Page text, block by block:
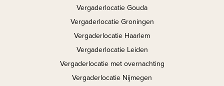
Vergaderlocatie Gouda
Vergaderlocatie Groningen
Vergaderlocatie Haarlem
Vergaderlocatie Leiden
Vergaderlocatie met overnachting
Vergaderlocatie Nijmegen